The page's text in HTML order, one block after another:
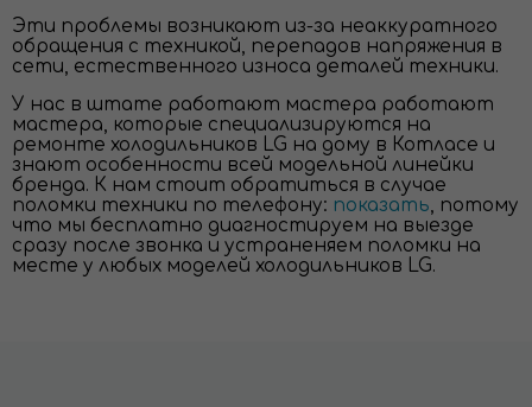
Эти проблемы возникают из-за неаккуратного
обращения с техникой, перепадов напряжения в
сети, естественного износа деталей техники.
У нас в штате работают мастера работают
мастера, которые специализируются на
ремонте холодильников LG на дому в Котласе и
знают особенности всей модельной линейки
бренда. К нам стоит обратиться в случае
поломки техники по телефону: показать, потому
что мы бесплатно диагностируем на выезде
сразу после звонка и устраненяем поломки на
месте у любых моделей холодильников LG.